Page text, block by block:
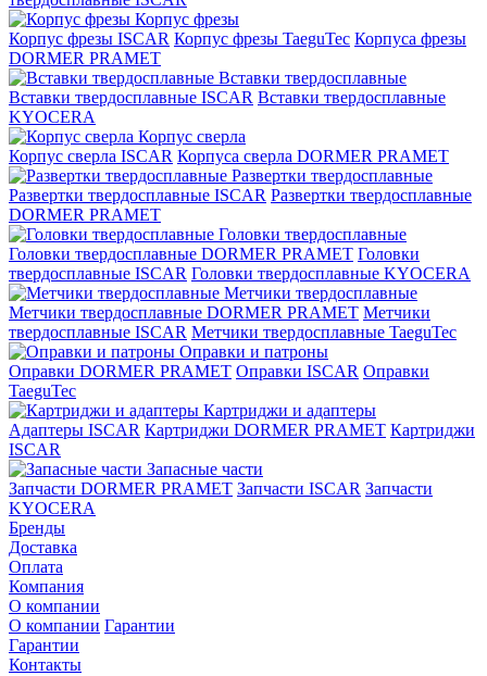
Корпус фрезы
Корпус фрезы ISCAR Корпус фрезы TaeguTec Корпуса фрезы
DORMER PRAMET
Вставки твердосплавные
Вставки твердосплавные ISCAR Вставки твердосплавные
KYOCERA
Корпус сверла
Корпус сверла ISCAR Корпуса сверла DORMER PRAMET
Развертки твердосплавные
Развертки твердосплавные ISCAR Развертки твердосплавные
DORMER PRAMET
Головки твердосплавные
Головки твердосплавные DORMER PRAMET Головки
твердосплавные ISCAR Головки твердосплавные KYOCERA
Метчики твердосплавные
Метчики твердосплавные DORMER PRAMET Метчики
твердосплавные ISCAR Метчики твердосплавные TaeguTec
Оправки и патроны
Оправки DORMER PRAMET Оправки ISCAR Оправки
TaeguTec
Картриджи и адаптеры
Адаптеры ISCAR Картриджи DORMER PRAMET Картриджи
ISCAR
Запасные части
Запчасти DORMER PRAMET Запчасти ISCAR Запчасти
KYOCERA
Бренды
Доставка
Оплата
Компания
О компании
О компании Гарантии
Гарантии
Контакты